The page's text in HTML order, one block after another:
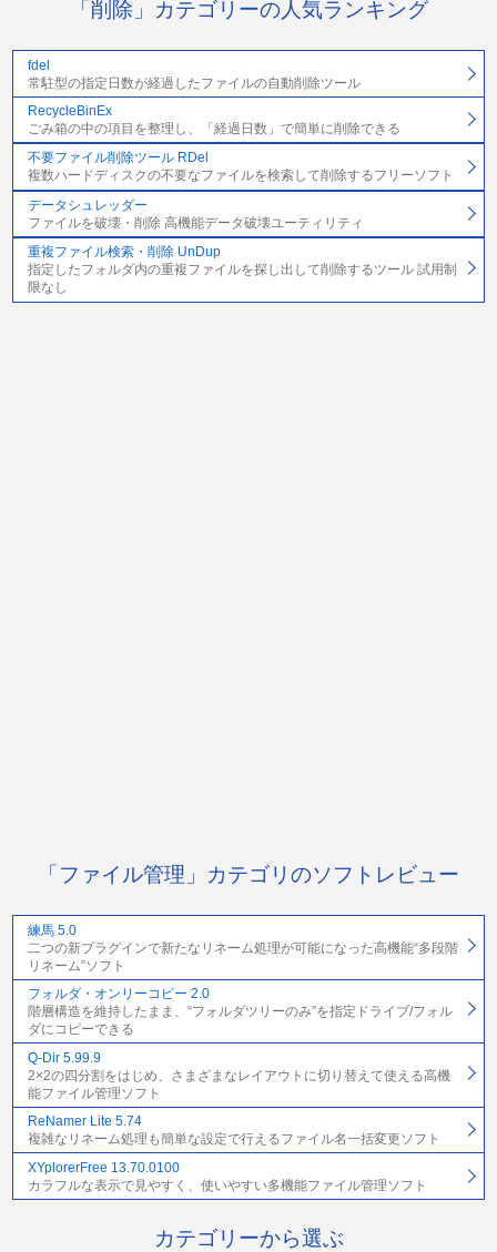
「削除」カテゴリーの人気ランキング
fdel
常駐型の指定日数が経過したファイルの自動削除ツール
RecycleBinEx
ごみ箱の中の項目を整理し、「経過日数」で簡単に削除できる
不要ファイル削除ツール RDel
複数ハードディスクの不要なファイルを検索して削除するフリーソフト
データシュレッダー
ファイルを破壊・削除 高機能データ破壊ユーティリティ
重複ファイル検索・削除 UnDup
指定したフォルダ内の重複ファイルを探し出して削除するツール 試用制
限なし
「ファイル管理」カテゴリのソフトレビュー
練馬 5.0
二つの新プラグインで新たなリネーム処理が可能になった高機能“多段階
リネーム”ソフト
フォルダ・オンリーコピー 2.0
階層構造を維持したまま、“フォルダツリーのみ”を指定ドライブ/フォル
ダにコピーできる
Q-Dir 5.99.9
2×2の四分割をはじめ、さまざまなレイアウトに切り替えて使える高機
能ファイル管理ソフト
ReNamer Lite 5.74
複雑なリネーム処理も簡単な設定で行えるファイル名一括変更ソフト
XYplorerFree 13.70.0100
カラフルな表示で見やすく、使いやすい多機能ファイル管理ソフト
カテゴリーから選ぶ